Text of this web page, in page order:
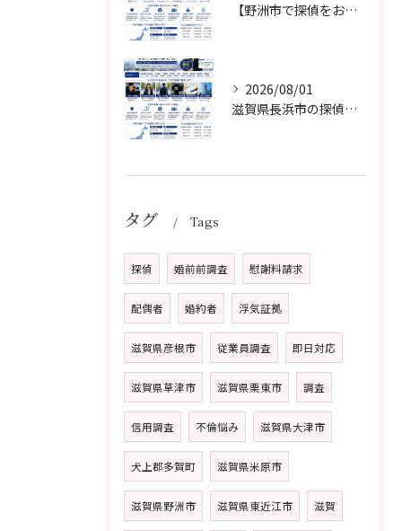
【野洲市で探偵をお探しなら】滋賀クリスタル探偵事務所｜野洲市対応・相談無料・秘密厳守
2026/08/01
滋賀県長浜市の探偵なら【滋賀クリスタル探偵事務所】浮気調査・素行調査・人探し・証拠収集ならお任せください
タグ Tags
探偵 婚前前調査 慰謝料請求
配偶者 婚約者 浮気証拠
滋賀県彦根市 従業員調査 即日対応
滋賀県草津市 滋賀県栗東市 調査
信用調査 不倫悩み 滋賀県大津市
犬上郡多賀町 滋賀県米原市
滋賀県野洲市 滋賀県東近江市 滋賀